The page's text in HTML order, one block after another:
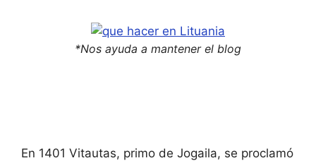
*Nos ayuda a mantener el blog
En 1401 Vitautas, primo de Jogaila, se proclamó